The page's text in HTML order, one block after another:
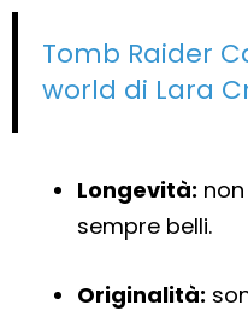
Tomb Raider
world di Lara
Longevità:
sempre belli.
Originalità: